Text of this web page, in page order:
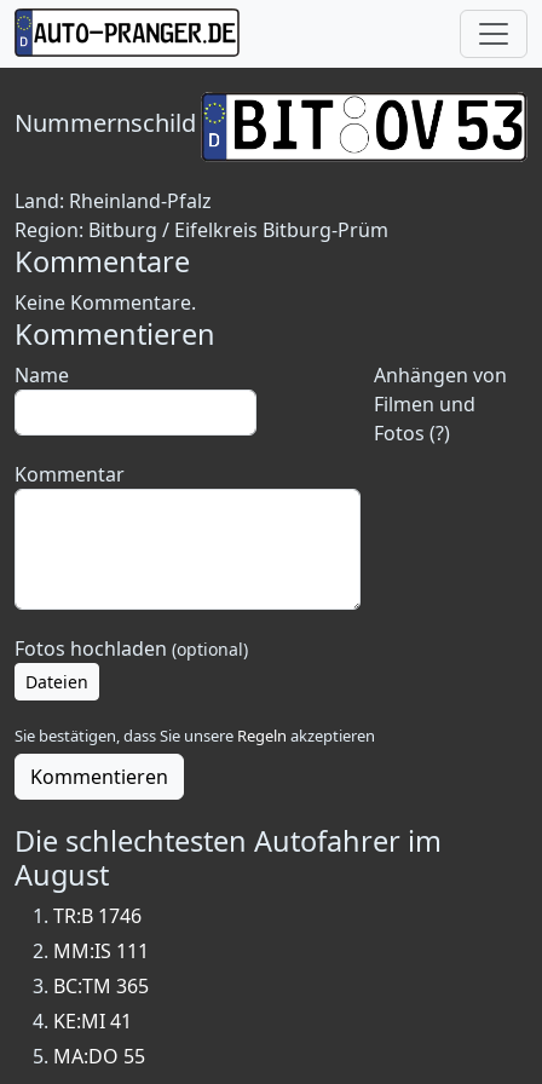
Nummernschild
Land: Rheinland-Pfalz
Region: Bitburg / Eifelkreis Bitburg-Prüm
Kommentare
Keine Kommentare.
Kommentieren
Anhängen von
Filmen und
Fotos (?)
Name
Kommentar
Fotos hochladen (optional)
Dateien
Sie bestätigen, dass Sie unsere Regeln akzeptieren
Kommentieren
Die schlechtesten Autofahrer im
August
TR:B 1746
MM:IS 111
BC:TM 365
KE:MI 41
MA:DO 55